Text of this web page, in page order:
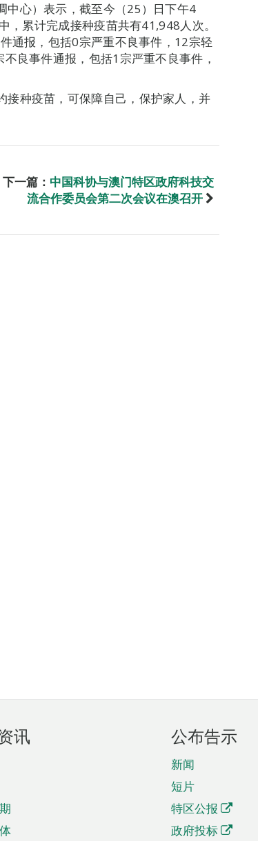
中心）表示，截至今（25）日下午4
累计完成接种疫苗共有41,948人次。
通报，包括0宗严重不良事件，12宗轻
良事件通报，包括1宗严重不良事件，
接种疫苗，可保障自己，保护家人，并
下一篇： 中国科协与澳门特区政府科技交
流合作委员会第二次会议在澳召开
讯 公布告示
新闻
短片
特区公报
政府投标